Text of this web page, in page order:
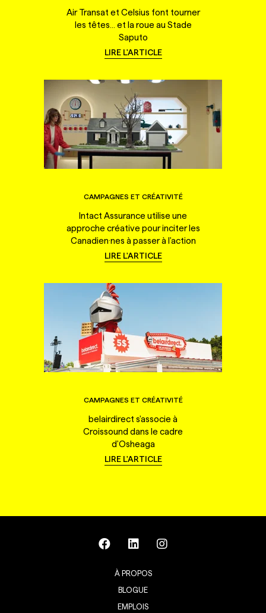
Air Transat et Celsius font tourner
les têtes... et la roue au Stade
Saputo
LIRE L'ARTICLE
CAMPAGNES ET CRÉATIVITÉ
Intact Assurance utilise une
approche créative pour inciter les
Canadien·nes à passer à l'action
LIRE L'ARTICLE
CAMPAGNES ET CRÉATIVITÉ
belairdirect s'associe à
Croissound dans le cadre
d'Osheaga
LIRE L'ARTICLE
À PROPOS
BLOGUE
EMPLOIS